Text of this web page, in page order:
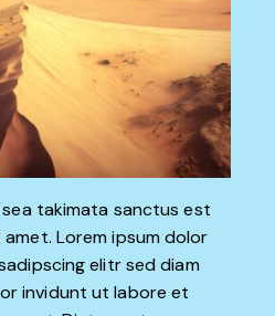
takimata sanctus est
Lorem ipsum dolor
elitr sed diam
invidunt ut labore et